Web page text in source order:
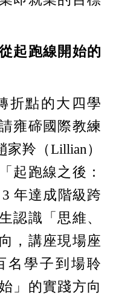
起跑線開始的
點的大四學
雍碲國際教練
羚（Lillian）
起跑線之後：
年達成階級跨
認識「思維、
，講座現場座
名學子到場聆
」的實踐方向